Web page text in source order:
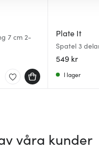
7 cm 2-
Plate It
Spatel 3
549 kr
I lager
våra kunder